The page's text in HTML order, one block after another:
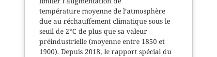
température moyenne de l’atmosphère
due au réchauffement climatique sous le
seuil de 2°C de plus que sa valeur
préindustrielle (moyenne entre 1850 et
1900). Depuis 2018, le rapport spécial du